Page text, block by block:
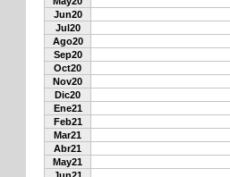
Jun20
Jul20
Ago20
Sep20
Oct20
Nov20
Dic20
Ene21
Feb21
Mar21
Abr21
May21